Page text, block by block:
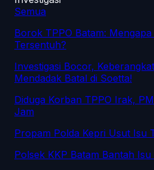
Semua
Borok TPPO Batam:
Tersentuh?
Investigasi Bocor,
Mendadak Batal di Soetta!
Diduga Korban TPPO Irak,
Jam
Propam Polda Kepri Usut Isu
Polsek KKP Batam Bantah